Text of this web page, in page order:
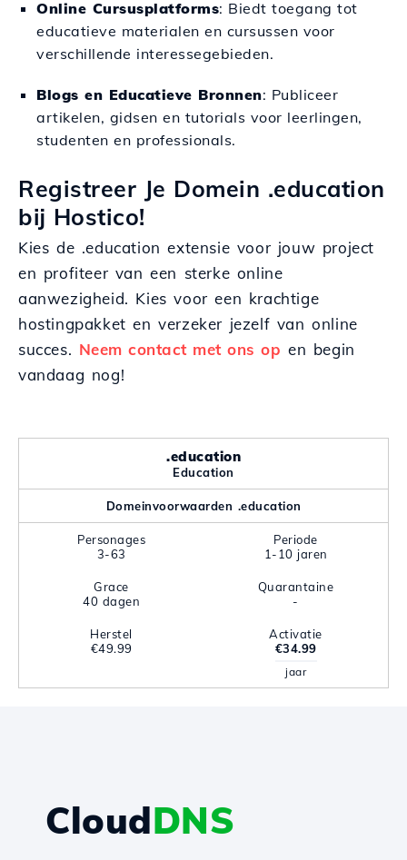
Online Cursusplatforms: Biedt toegang tot
educatieve materialen en cursussen voor
verschillende interessegebieden.
Blogs en Educatieve Bronnen: Publiceer
artikelen, gidsen en tutorials voor leerlingen,
studenten en professionals.
Registreer Je Domein .education
bij Hostico!
Kies de .education extensie voor jouw project
en profiteer van een sterke online
aanwezigheid. Kies voor een krachtige
hostingpakket en verzeker jezelf van online
succes. Neem contact met ons op en begin
vandaag nog!
.education
Education
Domeinvoorwaarden .education
Personages
3-63
Periode
1-10 jaren
Grace
40 dagen
Quarantaine
-
Herstel
€49.99
Activatie
€34.99
jaar
CloudDNS